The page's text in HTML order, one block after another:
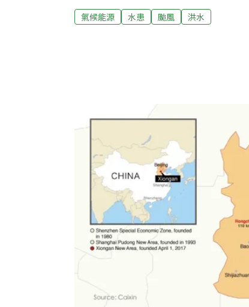
支柱，撐起近六層樓高的空間。昏暗的
這座令人驚嘆的地下空間跟神殿相比毫
過4萬戶房舍泡在水裡。反覆發生的災情
十分不易，於是有了將
氣候能源 水患 颱風 洪水